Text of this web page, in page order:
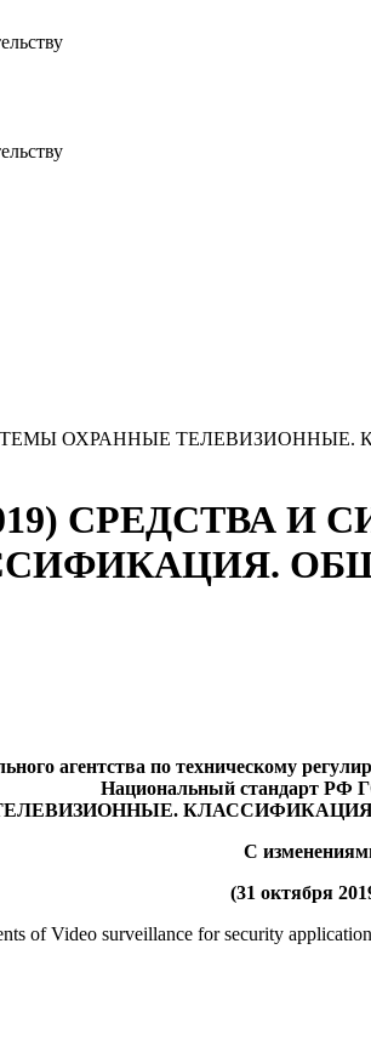
СИСТЕМЫ ОХРАННЫЕ
СРЕДСТВА
агентства по техническому
Национальный стандарт РФ
С
(31 октября
of Video surveillance for security